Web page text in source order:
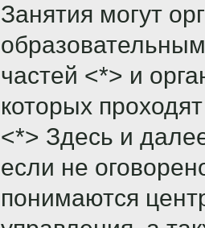
Занятия могут
частей <*> и
которых
<*> Здесь и
если не
понимаются